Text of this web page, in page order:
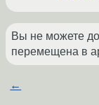
Вы не можете
перемещена в
←